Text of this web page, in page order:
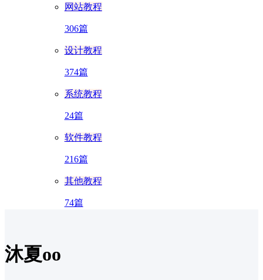
网站教程
306篇
设计教程
374篇
系统教程
24篇
软件教程
216篇
其他教程
74篇
沐夏oo